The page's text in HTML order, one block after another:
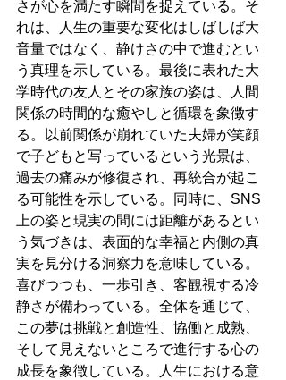
さが心を満たす瞬間を捉えている。そ
れは、人生の重要な変化はしばしば大
音量ではなく、静けさの中で進むとい
う真理を示している。最後に表れた大
学時代の友人とその家族の姿は、人間
関係の時間的な癒やしと循環を象徴す
る。以前関係が崩れていた夫婦が笑顔
で子どもと写っているという光景は、
過去の痛みが修復され、再統合が起こ
る可能性を示している。同時に、SNS
上の姿と現実の間には距離があるとい
う気づきは、表面的な幸福と内側の真
実を見分ける洞察力を意味している。
喜びつつも、一歩引き、客観視する冷
静さが備わっている。全体を通じて、
この夢は挑戦と創造性、協働と成熟、
そして見えないところで進行する心の
成長を象徴している。人生における意